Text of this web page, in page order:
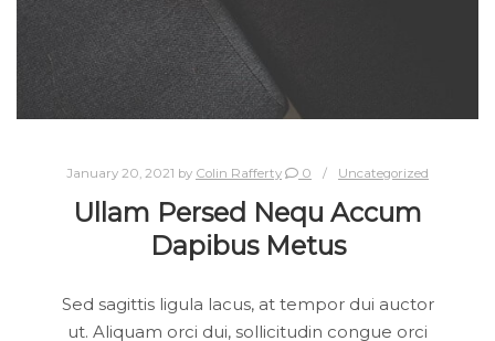
January 20, 2021 by Colin Rafferty 0 Uncategorized
Ullam Persed Nequ Accum
Dapibus Metus
Sed sagittis ligula lacus, at tempor dui auctor
ut. Aliquam orci dui, sollicitudin congue orci